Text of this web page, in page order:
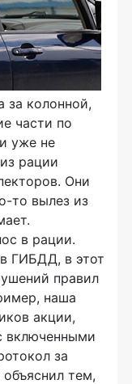
колонной,
части по
уже не
рации
Они
то вылез из
в рации.
ГИБДД, в этот
правил
наша
акции,
включенными
за
тем,